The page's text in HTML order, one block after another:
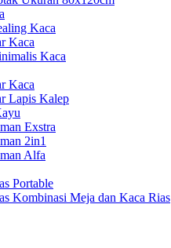
Kaca
Kaca
Kaca
Kaca
Lapis Kalep
Exstra
2in1
Alfa
Portable
Kombinasi Meja dan Kaca Rias